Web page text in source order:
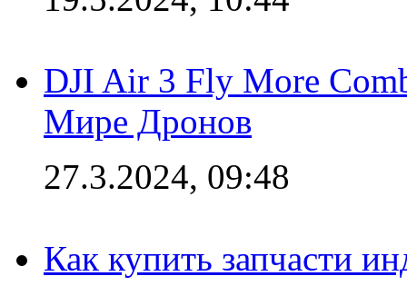
DJI Air 3 Fly More
Мире Дронов
27.3.2024, 09:48
Как купить запчасти